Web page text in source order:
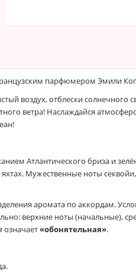
парфюмером Эмили
воздух, отблески солнечного
ветра! Наслаждайся
Атлантического бриза и
Мужественные ноты
аромата по аккордам.
верхние ноты (начальные),
означает«обонятельная».